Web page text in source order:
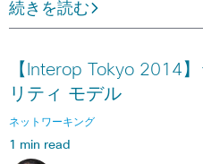
続きを読む
【Interop Tokyo 2014
リティ モデル
ネットワーキング
1 min read